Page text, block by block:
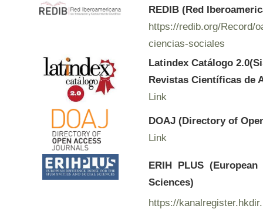
REDIB (Red
https://redib.org/Record/
ciencias-sociales
Latindex Catálogo
Revistas Científicas de
Link
DOAJ (Directory of
Link
ERIH PLUS
Sciences)
https://